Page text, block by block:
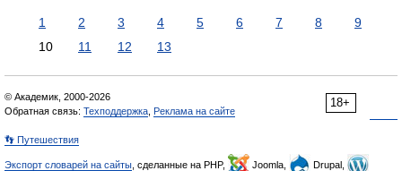
1 2 3 4 5 6 7 8
9
10
11 12 13
18+
© Академик, 2000-2026
Обратная связь: Техподдержка Реклама на сайте
👣 Путешествия
Экспорт словарей на сайты , сделанные на PHP, Joomla,
Drupal,